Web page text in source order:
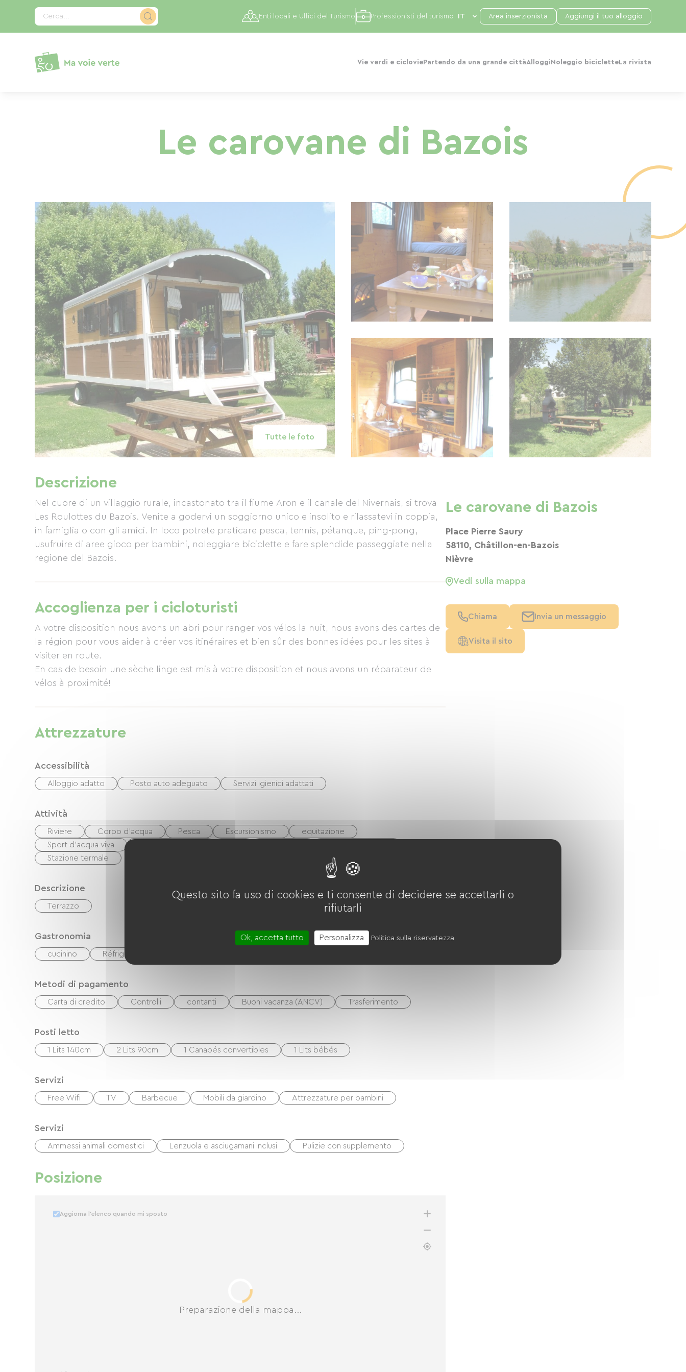
Cerca...
Vie verdi e ciclovie Partendo da una grande cittàAlloggi Noleggio biciclette La rivista
Enti locali e Uffici del Turismo Professionisti del turismo Area inserzionista Aggiungi il tuo alloggio
Le carovane di Bazois
Tutte le foto
Descrizione
Nel cuore di un villaggio rurale, incastonato tra il fiume Aron e il canale del Nivernais, si trova
Les Roulottes du Bazois. Venite a godervi un soggiorno unico e insolito e rilassatevi in ​​coppia,
in famiglia o con gli amici. In loco potrete praticare pesca, tennis, pétanque, ping-pong,
usufruire di aree gioco per bambini, noleggiare biciclette e fare splendide passeggiate nella
regione del Bazois.
Accoglienza per i cicloturisti
A votre disposition nous avons un abri pour ranger vos vélos la nuit, nous avons des cartes de
la région pour vous aider à créer vos itinéraires et bien sûr des bonnes idées pour les sites à
visiter en route.
En cas de besoin une sèche linge est mis à votre disposition et nous avons un réparateur de
vélos à proximité!
Attrezzature
Accessibilità
Alloggio adatto Posto auto adeguato Servizi igienici adattati
Attività
Riviere Corpo d'acqua Pesca Escursionismo
equitazione
Sport d'acqua viva
Stazione termale
Descrizione
Terrazzo
Gastronomia
cucinino Réfrigérateur
Metodi di pagamento
Carta di credito Controlli contanti Buoni vacanza (ANCV) Trasferimento
Posti letto
1 Lits 140cm 2 Lits 90cm 1 Canapés convertibles 1 Lits bébés
Servizi
Free Wifi TV Barbecue Mobili da giardino Attrezzature per bambini
Servizi
Ammessi animali domestici Lenzuola e asciugamani inclusi Pulizie con supplemento
Posizione
Preparazione della mappa...
Aggiorna l'elenco quando mi sposto
Le carovane di Bazois
Place Pierre Saury
58110, Châtillon-en-Bazois
Nièvre
Vedi sulla mappa
Chiama Invia un messaggio
Visita il sito
Pannello di gestione dei cookies
Questo sito fa uso di cookies e ti consente di decidere se accettarli o
rifiutarli
Ok, accetta tutto Personalizza Politica sulla riservatezza